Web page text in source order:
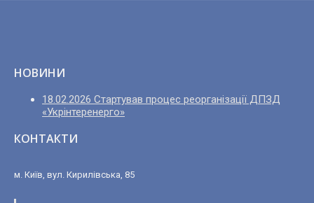
НОВИНИ
18.02.2026 Стартував процес реорганізації ДПЗД
«Укрінтеренерго»
КОНТАКТИ
м. Київ, вул. Кирилівська, 85